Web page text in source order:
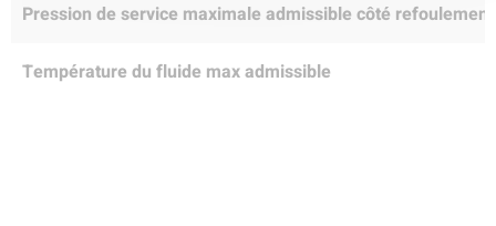
Pression de service maximale admissible côté refoulement
Température du fluide max admissible